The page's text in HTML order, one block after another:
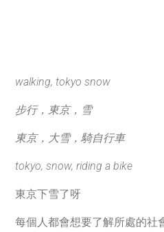
walking, tokyo snow
步行，東京，雪
東京，大雪，騎自行車
tokyo, snow, riding a bike
東京下雪了呀
每個人都會想要了解所處的社